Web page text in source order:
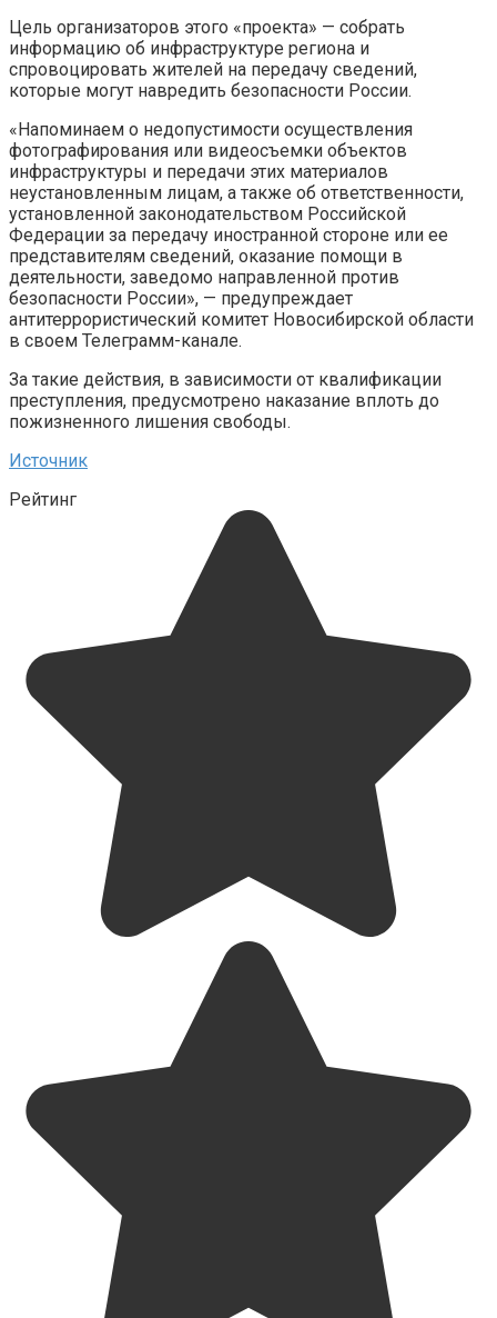
Цель организаторов этого «проекта» — собрать
информацию об инфраструктуре региона и
спровоцировать жителей на передачу сведений,
которые могут навредить безопасности России.
«Напоминаем о недопустимости осуществления
фотографирования или видеосъемки объектов
инфраструктуры и передачи этих материалов
неустановленным лицам, а также об ответственности,
установленной законодательством Российской
Федерации за передачу иностранной стороне или ее
представителям сведений, оказание помощи в
деятельности, заведомо направленной против
безопасности России», — предупреждает
антитеррористический комитет Новосибирской области
в своем Телеграмм-канале.
За такие действия, в зависимости от квалификации
преступления, предусмотрено наказание вплоть до
пожизненного лишения свободы.
Источник
Рейтинг